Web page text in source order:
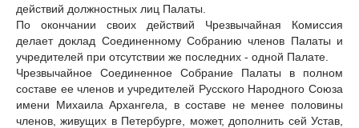
действий должностных лиц Палаты.
По окончании своих действий Чрезвычайная Комиссия
делает доклад Соединенному Собранию членов Палаты и
учредителей при отсутствии же последних - одной Палате.
Чрезвычайное Соединенное Собрание Палаты в полном
составе ее членов и учредителей Русского Народного Союза
имени Михаила Архангела, в составе не менее половины
членов, живущих в Петербурге, может, дополнить сей Устав,